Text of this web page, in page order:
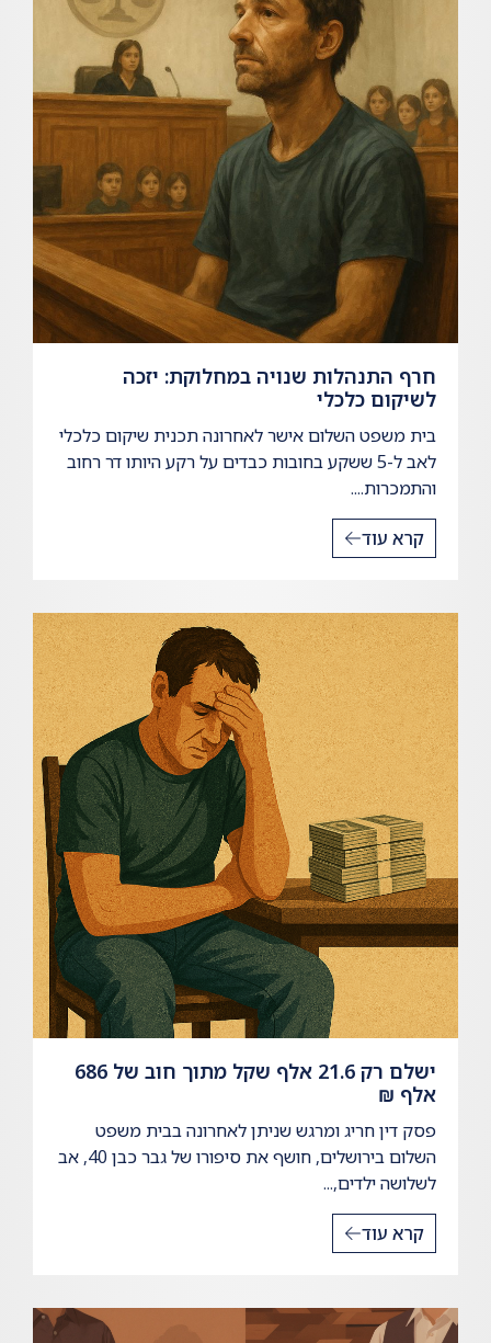
חרף התנהלות שנויה במחלוקת: יזכה
לשיקום כלכלי
בית משפט השלום אישר לאחרונה תכנית שיקום כלכלי
לאב ל-5 ששקע בחובות כבדים על רקע היותו דר רחוב
והתמכרות....
קרא עוד
ישלם רק 21.6 אלף שקל מתוך חוב של 686
אלף ₪
פסק דין חריג ומרגש שניתן לאחרונה בבית משפט
השלום בירושלים, חושף את סיפורו של גבר כבן 40, אב
לשלושה ילדים,...
קרא עוד